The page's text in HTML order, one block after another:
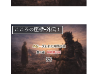
こころの座標ｰ外伝１